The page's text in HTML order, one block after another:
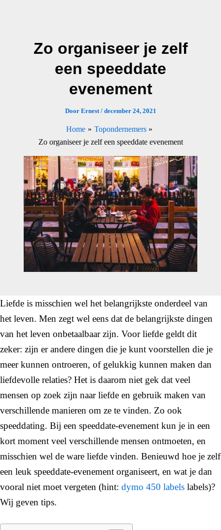
Zo organiseer je zelf
een speeddate
evenement
Door Ernest/ december 24, 2021
Home
Topondernemers
Zo organiseer je zelf een speeddate evenement
Liefde is misschien wel het belangrijkste onderdeel van
het leven. Men zegt wel eens dat de belangrijkste dingen
van het leven onbetaalbaar zijn. Voor liefde geldt dit
zeker: zijn er andere dingen die je kunt voorstellen die je
meer kunnen ontroeren, of gelukkig kunnen maken dan
liefdevolle relaties? Het is daarom niet gek dat veel
mensen op zoek zijn naar liefde en gebruik maken van
verschillende manieren om ze te vinden. Zo ook
speeddating. Bij een speeddate-evenement kun je in een
kort moment veel verschillende mensen ontmoeten, en
misschien wel de ware liefde vinden. Benieuwd hoe je zelf
een leuk speeddate-evenement organiseert, en wat je dan
vooral niet moet vergeten (hint: dymo 450 labels labels)?
Wij geven tips.